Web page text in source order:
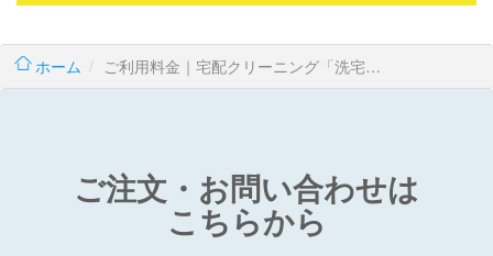
ホーム ご利用料金｜宅配クリーニング「洗宅倉庫」|価格表
ご注文・お問い合わせは
こちらから